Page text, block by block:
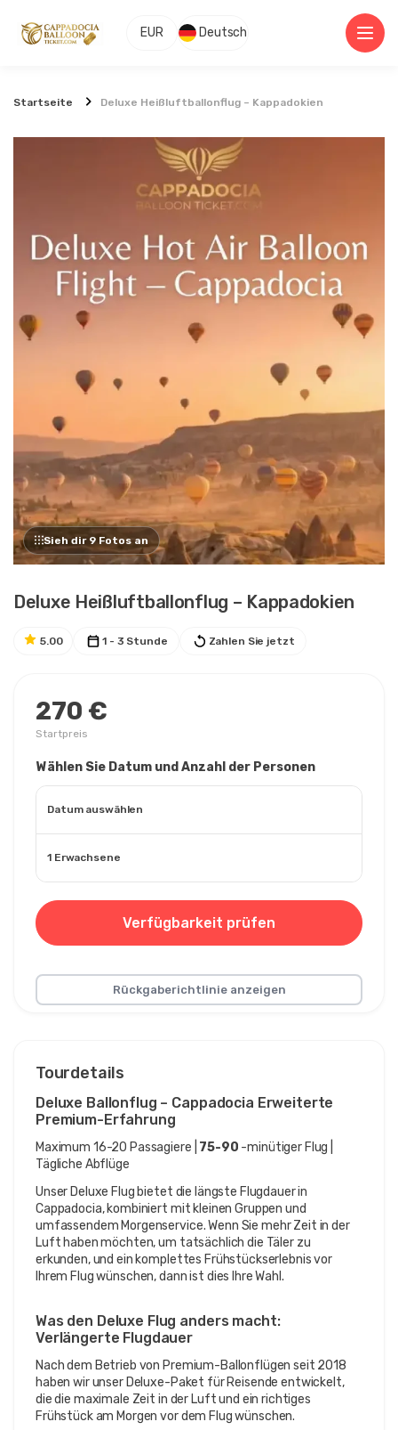
EUR Deutsch
Startseite Deluxe Heißluftballonflug – Kappadokien
Sieh dir 9 Fotos an
Deluxe Heißluftballonflug – Kappadokien
5.00 1 - 3 Stunde Zahlen Sie jetzt
270 €
Startpreis
Wählen Sie Datum und Anzahl der Personen
Datum auswählen
1 Erwachsene
Verfügbarkeit prüfen
Rückgaberichtlinie anzeigen
Tourdetails
Deluxe Ballonflug – Cappadocia Erweiterte
Premium-Erfahrung
Maximum 16-20 Passagiere | 75-90 -minütiger Flug |
Tägliche Abflüge
Unser Deluxe Flug bietet die längste Flugdauer in
Cappadocia, kombiniert mit kleinen Gruppen und
umfassendem Morgenservice. Wenn Sie mehr Zeit in der
Luft haben möchten, um tatsächlich die Täler zu
erkunden, und ein komplettes Frühstückserlebnis vor
Ihrem Flug wünschen, dann ist dies Ihre Wahl.
Was den Deluxe Flug anders macht:
Verlängerte Flugdauer
Nach dem Betrieb von Premium-Ballonflügen seit 2018
haben wir unser Deluxe-Paket für Reisende entwickelt,
die die maximale Zeit in der Luft und ein richtiges
Frühstück am Morgen vor dem Flug wünschen.